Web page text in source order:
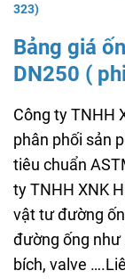
323)
Bảng giá
DN250 (
Công ty TNHH
phân phối sản
tiêu chuẩn
ty TNHH XNK
vật tư đường
đường ống như
bích, valve